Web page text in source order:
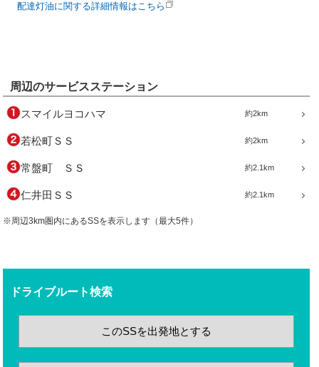
配達灯油に関する詳細情報はこちら
周辺のサービスステーション
約2km
スマイルヨコハマ
約2km
若松町ＳＳ
約2.1km
常盤町 ＳＳ
約2.1km
仁井田ＳＳ
※周辺3km圏内にあるSSを表示します（最大5件）
ドライブルート検索
このSSを出発地とする